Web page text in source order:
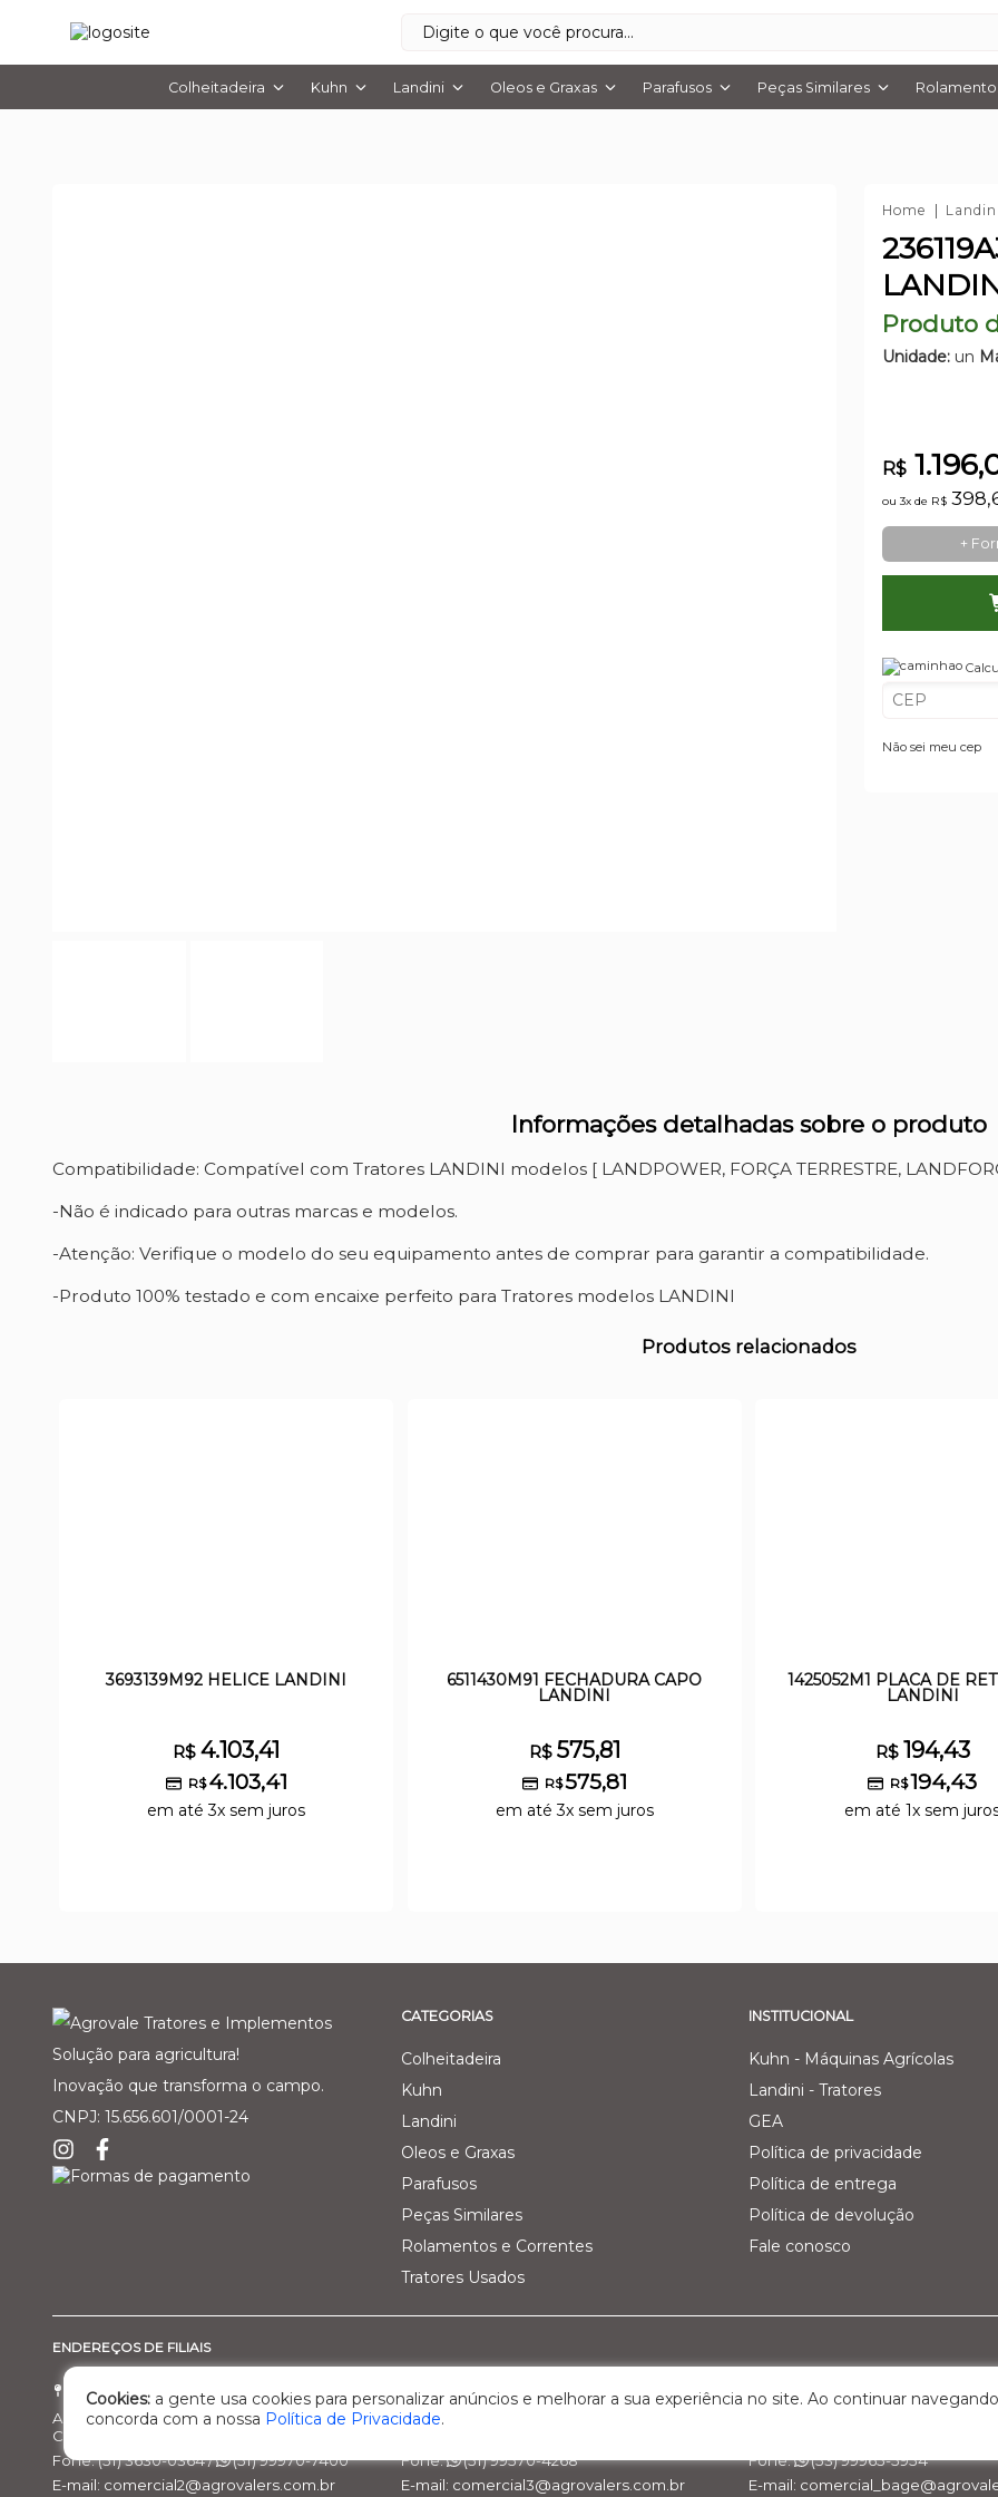
Colheitadeira Kuhn Landini Oleos e Graxas Parafusos Peças Similares
Home
Produto
Unidade: un
R$
ou 3x de R$
+
Não sei meu cep
Informações detalhadas sobre o produto
Compatibilidade: Compatível com Tratores LANDINI modelos [ LANDPOWER, FORÇA TERRESTRE,
-Não é indicado para outras marcas e modelos.
-Atenção: Verifique o modelo do seu equipamento antes de comprar para garantir a compatibilidade.
-Produto 100% testado e com encaixe perfeito para Tratores modelos LANDINI
Produtos relacionados
3693139M92 HELICE LANDINI
R$4.103,41
R$ 4.103,41
em até 3x sem juros
6511430M91 FECHADURA CAPO
LANDINI
R$ 575,81
R$575,81
em até 3x sem juros
1425052M1 PLACA DE
LANDINI
R$ 194,43
R$194,43
em até 1x sem
Solução para agricultura!
Inovação que transforma o campo.
CNPJ: 15.656.601/0001-24
CATEGORIAS
Colheitadeira
Kuhn
Landini
Oleos e Graxas
Parafusos
Peças Similares
Rolamentos e Correntes
Tratores Usados
INSTITUCIONAL
Kuhn - Máquinas Agrícolas
Landini - Tratores
GEA
Política de privacidade
Política de entrega
Política de devolução
Fale conosco
ENDEREÇOS DE FILIAIS
Filial 01 - Agro Comercial dos Vale Ltda
Av. Marcelo Gama, 3470, bairro Santa Helena
Cachoeira do Sul/RS – Cep: 95.503-798
Fone: (51) 3630-0364 /
(51) 99970-7400
E-mail: comercial2@agrovalers.com.br
Filial 02 - Pecuária Leiteira - GEA
Rod. BR 470, Km 161, nº 5000 – Interior
Fone:
(51) 99570-4268
E-mail: comercial3@agrovalers.com.br
Filial 03 - Agro Comercial dos
Fone:
(53) 99965-5954
E-mail:
Cookies: a gente usa cookies para personalizar anúncios e melhorar a sua experiência no site. Ao continuar
concorda com a nossa Política de Privacidade.